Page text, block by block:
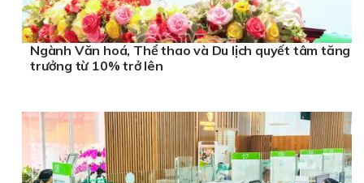
Ngành Văn hoá, Thể thao và Du lịch quyết tâm tăng
trưởng từ 10% trở lên